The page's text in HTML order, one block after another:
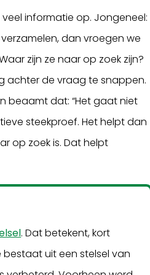
informatie op. Jongeneel:
dan vroegen we
zijn ze naar op zoek zijn?
achter de vraag te snappen.
beaamt dat: “Het gaat niet
steekproef. Het helpt dan
op zoek is. Dat helpt
. Dat betekent, kort
uit een stelsel van